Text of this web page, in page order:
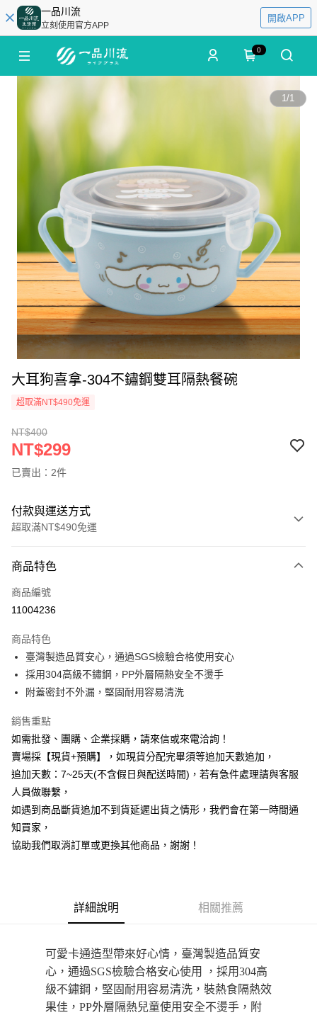
一品川流
立刻使用官方APP
開啟APP
0
1/1
大耳狗喜拿-304不鏽鋼雙耳隔熱餐碗
超取滿NT$490免運
NT$400
NT$299
已賣出：2件
付款與運送方式
超取滿NT$490免運
信用卡一次付款
信用卡分期付款
合作金庫商業銀行
華南商業銀行
彰化商業銀行
上海商業儲蓄銀行
台北富邦商業銀行
國泰世華商業銀行
兆豐國際商業銀行
匯豐（台灣）商業銀行
聯邦商業銀行
遠東國際商業銀行
元大商業銀行
永豐商業銀行
台新國際商業銀行
中國信託商業銀行
台灣樂天信用卡公司
6 期 0 利率 每期
華南商業銀行
彰化商業銀行
上海商業儲蓄銀行
台北富邦商業銀行
臺灣中小企業銀行
匯豐（台灣）商業銀行
華泰商業銀行
聯邦商業銀行
遠東國際商業銀行
元大商業銀行
永豐商業銀行
玉山商業銀行
台灣樂天信用卡公司
12 期 0 利率 每期 NT$24
合作金庫商業銀行
第一商業銀行
上海商業儲蓄銀行
國泰世華商業銀行
兆豐國際商業銀行
臺灣中小企業銀行
台中商業銀行
匯豐（台灣）商業銀行
華泰商業銀行
聯邦商業銀行
遠東國際商業銀行
元大商業銀行
玉山商業銀行
星展（台灣）商業銀行
台新國際商業銀行
超商取貨付款
LINE Pay
Apple Pay
街口支付
悠遊付
全盈+PAY
AFTEE先享後付
１．簡單：不需註冊會員、不需綁卡、不需儲值。
３．安心：先確認商品／服務後，再付款。
【「AFTEE先享後付」結帳流程】
１．於結帳方式選擇「AFTEE先享後付」後，將跳轉至「AFTEE先享後付」
結帳頁面，進行簡訊認證並確認金額後，即可完成結帳。
２．訂單成立數日內，您將收到繳費通知簡訊。
運送方式
全家取貨付款三天後到
每筆NT$60，滿NT$490(含以上)免運費
商品特色
商品編號
11004236
商品特色
臺灣製造品質安心，通過SGS檢驗合格使用安心
採用304高級不鏽鋼，PP外層隔熱安全不燙手
附蓋密封不外漏，堅固耐用容易清洗
銷售重點
如需批發、團購、企業採購，請來信或來電洽詢！
賣場採【現貨+預購】，如現貨分配完畢須等追加天數追加，
追加天數：7~25天(不含假日與配送時間)，若有急件處理請與客服
人員做聯繫，
如遇到商品斷貨追加不到貨延遲出貨之情形，我們會在第一時間通
知買家，
協助我們取消訂單或更換其他商品，謝謝！
詳細說明 相關推薦
可愛卡通造型帶來好心情， 臺灣製造品質安
心，通過SGS檢驗合格安心使用 ，採用304高
級不鏽鋼，堅固耐用容易清洗，裝熱食隔熱效
果佳，PP外層隔熱兒童使用安全不燙手，附